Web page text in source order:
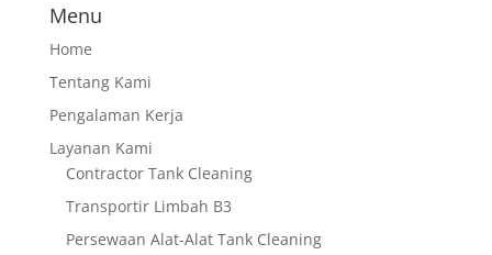
Menu
Home
Tentang Kami
Pengalaman Kerja
Layanan Kami
Contractor Tank Cleaning
Transportir Limbah B3
Persewaan Alat-Alat Tank Cleaning